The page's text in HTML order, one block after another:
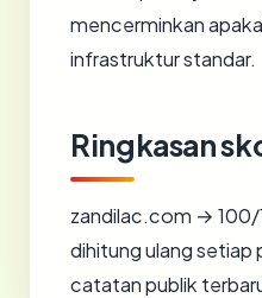
mencerminkan
infrastruktur standar.
Ringkasan
zandilac.com → 100/
dihitung ulang setiap
catatan publik